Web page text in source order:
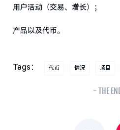
用户活动（交易、增长）；
产品以及代币。
Tags： 代币 情况 项目
- THE